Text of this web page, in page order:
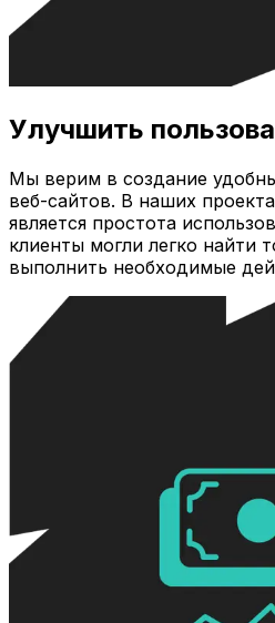
Улучшить
Мы верим в создание
веб-сайтов. В наших
является простота
клиенты могли легко найти
выполнить необходимые